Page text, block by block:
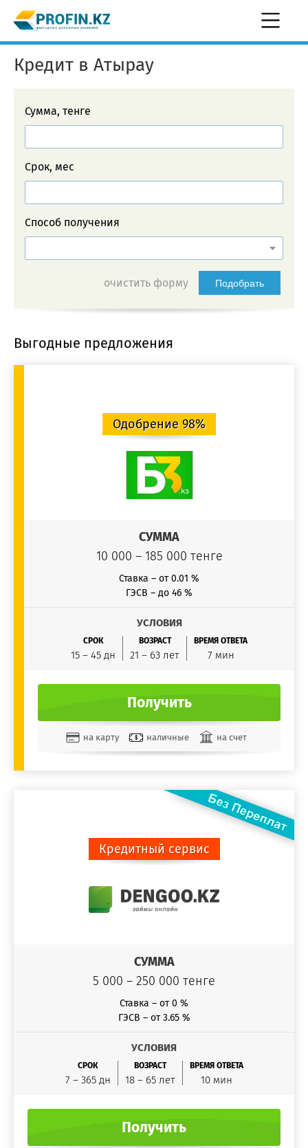
Кредит в Атырау
Сумма, тенге
Срок, мес
Способ получения
очистить форму Подобрать
Выгодные предложения
Одобрение 98%
СУММА
10 000 – 185 000 тенге
Ставка – от 0.01 %
ГЭСВ – до 46 %
УСЛОВИЯ
СРОК
15 – 45 дн
ВОЗРАСТ
21 – 63 лет
ВРЕМЯ ОТВЕТА
7 мин
Получить
на карту наличные на счет
Кредитный сервис
СУММА
5 000 – 250 000 тенге
Ставка – от 0 %
ГЭСВ – от 3.65 %
УСЛОВИЯ
СРОК
7 – 365 дн
ВОЗРАСТ
18 – 65 лет
ВРЕМЯ ОТВЕТА
10 мин
Получить